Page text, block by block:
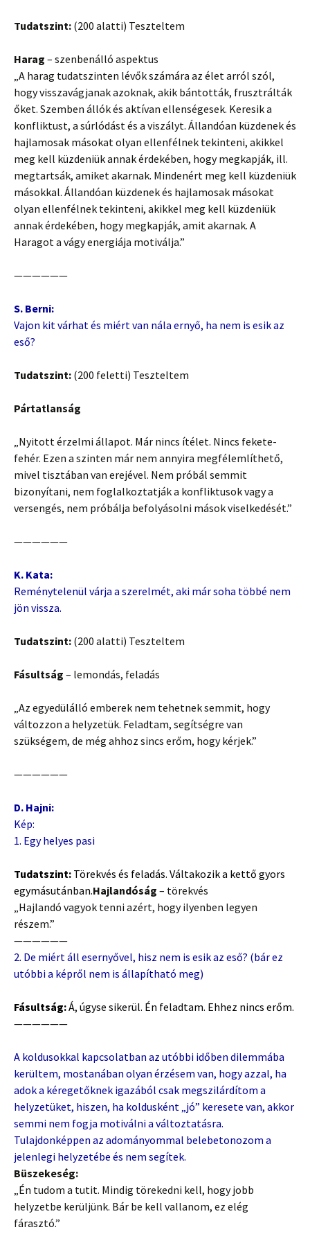
Tudatszint: (200 alatti) Teszteltem
Harag – szenbenálló aspektus
„A harag tudatszinten lévők számára az élet arról szól,
hogy visszavágjanak azoknak, akik bántották, frusztrálták
őket. Szemben állók és aktívan ellenségesek. Keresik a
konfliktust, a súrlódást és a viszályt. Állandóan küzdenek és
hajlamosak másokat olyan ellenfélnek tekinteni, akikkel
meg kell küzdeniük annak érdekében, hogy megkapják, ill.
megtartsák, amiket akarnak. Mindenért meg kell küzdeniük
másokkal. Állandóan küzdenek és hajlamosak másokat
olyan ellenfélnek tekinteni, akikkel meg kell küzdeniük
annak érdekében, hogy megkapják, amit akarnak. A
Haragot a vágy energiája motiválja.”
——————
S. Berni:
Vajon kit várhat és miért van nála ernyő, ha nem is esik az
eső?
Tudatszint: (200 feletti) Teszteltem
Pártatlanság
„Nyitott érzelmi állapot. Már nincs ítélet. Nincs fekete-
fehér. Ezen a szinten már nem annyira megfélemlíthető,
mivel tisztában van erejével. Nem próbál semmit
bizonyítani, nem foglalkoztatják a konfliktusok vagy a
versengés, nem próbálja befolyásolni mások viselkedését.”
——————
K. Kata:
Reménytelenül várja a szerelmét, aki már soha többé nem
jön vissza.
Tudatszint: (200 alatti) Teszteltem
Fásultság – lemondás, feladás
„Az egyedülálló emberek nem tehetnek semmit, hogy
változzon a helyzetük. Feladtam, segítségre van
szükségem, de még ahhoz sincs erőm, hogy kérjek.”
——————
D. Hajni:
Kép:
1. Egy helyes pasi
Tudatszint: Törekvés és feladás. Váltakozik a kettő gyors
egymásutánban.Hajlandóság – törekvés
„Hajlandó vagyok tenni azért, hogy ilyenben legyen
részem.”
——————
2. De miért áll esernyővel, hisz nem is esik az eső? (bár ez
utóbbi a képről nem is állapítható meg)
Fásultság:Á, úgyse sikerül. Én feladtam. Ehhez nincs erőm.
——————
A koldusokkal kapcsolatban az utóbbi időben dilemmába
kerültem, mostanában olyan érzésem van, hogy azzal, ha
adok a kéregetőknek igazából csak megszilárdítom a
helyzetüket, hiszen, ha koldusként „jó” keresete van, akkor
semmi nem fogja motiválni a változtatásra.
Tulajdonképpen az adományommal belebetonozom a
jelenlegi helyzetébe és nem segítek.
Büszekeség:
„Én tudom a tutit. Mindig törekedni kell, hogy jobb
helyzetbe kerüljünk. Bár be kell vallanom, ez elég
fárasztó.”